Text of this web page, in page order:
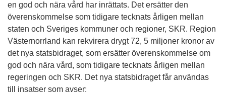
en god och nära vård har inrättats. Det ersätter den
överenskommelse som tidigare tecknats årligen mellan
staten och Sveriges kommuner och regioner, SKR. Region
Västernorrland kan rekvirera drygt 72, 5 miljoner kronor av
det nya statsbidraget, som ersätter överenskommelse om
god och nära vård, som tidigare tecknats årligen mellan
regeringen och SKR. Det nya statsbidraget får användas
till insatser som avser: